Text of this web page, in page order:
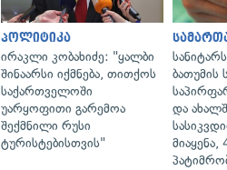
პოლიტიკა
ირაკლი კობახიძე: "ყალბი
შინაარსი იქმნება, თითქოს
საქართველოში
უარყოფითი გარემოა
შექმნილი რუსი
ტურისტებისთვის"
ბათუმის
და